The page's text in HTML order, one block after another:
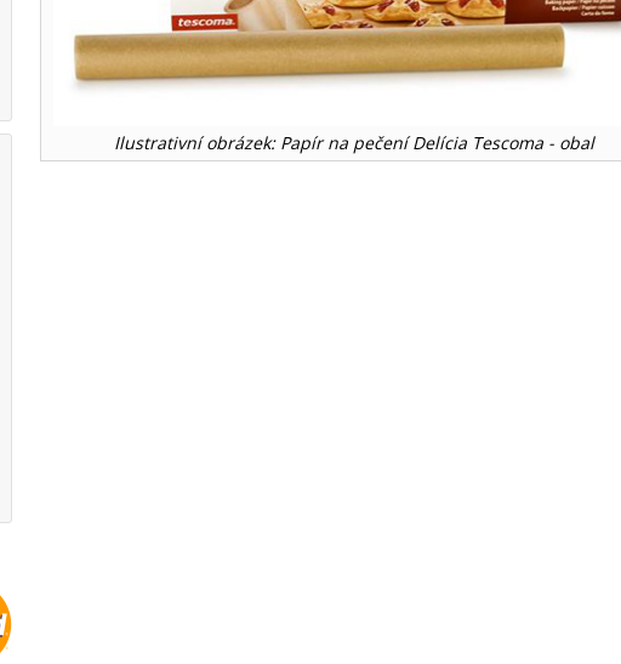
Ilustrativní obrázek: Papír na pečení Delícia Tescoma - obal